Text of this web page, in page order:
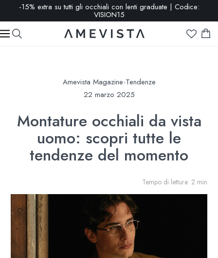
-15% extra su tutti gli occhiali con lenti graduate | Codice:
VISION15
Amevista Magazine›Tendenze
22 marzo 2025
Montature occhiali da vista
uomo: scopri tutte le
tendenze del momento
Tempo di lettura: 2 min